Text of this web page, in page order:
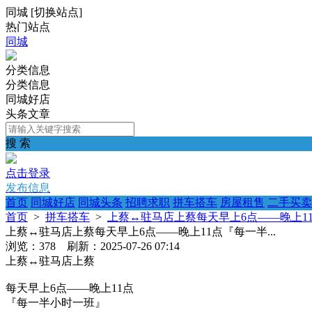
同城 [切换站点]
热门站点
同城
分类信息
分类信息
同城好店
头条文章
搜 索
点击登录
发布信息
首页 同城好店 同城头条 招聘求职 拼车搭车 房屋租售 二手买卖
首页 > 拼车搭车 >
上蔡↔️驻马店上蔡每天早上6点——晚上
上蔡↔️驻马店上蔡每天早上6点——晚上11点『每一半...
浏览：378 刷新：2025-07-26 07:14
上蔡↔️驻马店上蔡
每天早上6点——晚上11点
『每一半小时一班』